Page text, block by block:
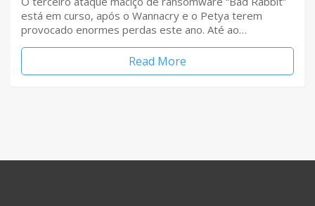
está em curso, após o Wannacry e o Petya terem
provocado enormes perdas este ano. Até ao…
Read More